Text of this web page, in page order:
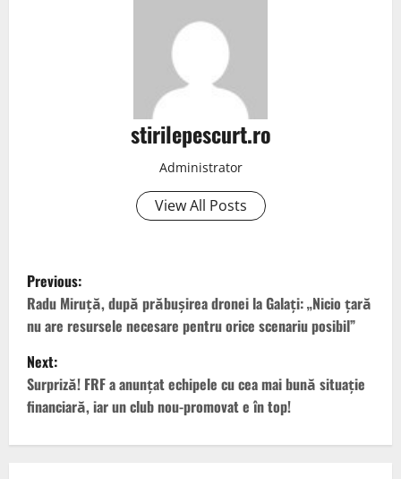
stirilepescurt.ro
Administrator
View All Posts
P
o
s
t
n
Previous:
Radu Miruță, după prăbușirea dronei la Galați: „Nicio țară
nu are resursele necesare pentru orice scenariu posibil”
Next:
Surpriză! FRF a anunțat echipele cu cea mai bună situație
financiară, iar un club nou-promovat e în top!